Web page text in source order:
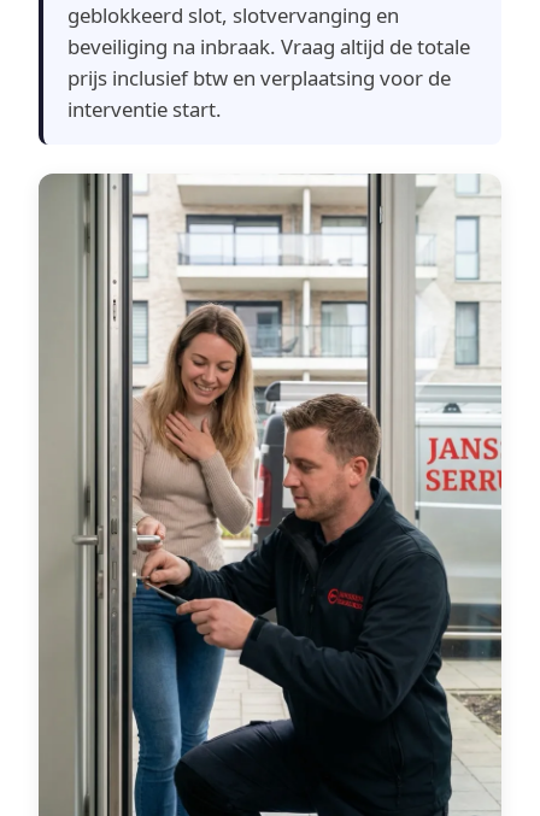
geblokkeerd slot, slotvervanging en
beveiliging na inbraak. Vraag altijd de totale
prijs inclusief btw en verplaatsing voor de
interventie start.